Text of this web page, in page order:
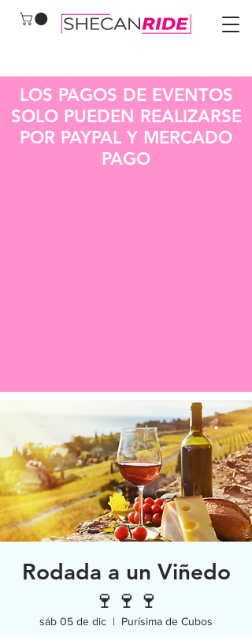
LOS PAGOS DE EVENTOS
SOLO PUEDEN REALIZARSE
POR PAYPAL Y MERCADO
PAGO
Rodada a un Viñedo
🍷🍷🍷
sáb 05 de dic
  |
Purísima de Cubos